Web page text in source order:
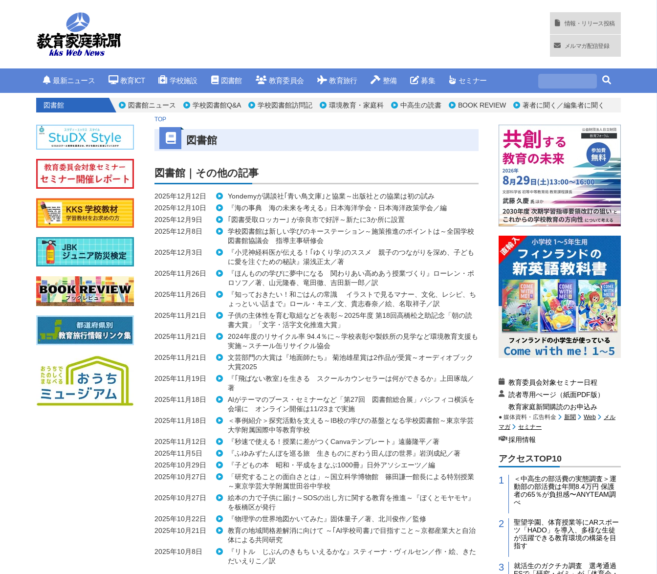
情報・リリース投稿
メルマガ配信登録
最新ニュース 教育ICT 学校施設 図書館 教育委員会 教育旅行 整備 募集 セミナー
図書館 図書館ニュース 学校図書館Q&A 学校図書館訪問記 環境教育・家庭科 中高生の読書 BOOK REVIEW 著者に聞く／編集者に聞く
TOP
図書館
図書館｜その他の記事
2025年12月12日
Yondemyが講談社｢青い鳥文庫｣と協業～出版社との協業は初の試み
2025年12月10日
『海の事典 海の未来を考える』日本海洋学会・日本海洋政策学会／編
2025年12月9日
｢図書受取ロッカー｣ が奈良市で好評～新たに3か所に設置
2025年12月8日
学校図書館は新しい学びのキーステーション～施策推進のポイントは～全国学校
図書館協議会 指導主事研修会
2025年12月3日
『小児神経科医が伝える！｢ゆくり学｣のススメ 親子のつながりを深め、子ども
に愛を注ぐための秘訣』湯浅正太／著
2025年11月26日
『ほんものの学びに夢中になる 関わりあい高めあう授業づくり』ローレン・ポ
ロソフ／著、山元隆春、竜田徹、吉田新一郎／訳
2025年11月26日
『知っておきたい！和ごはんの常識 イラストで見るマナー、文化、レシピ、ち
ょっといい話まで』ロール・キエ／文、貴志春奈／絵、名取祥子／訳
2025年11月21日
子供の主体性を育む取組などを表彰～2025年度 第18回高橋松之助記念「朝の読
書大賞」「文字・活字文化推進大賞」
2025年11月21日
2024年度のリサイクル率 94.4％に～学校表彰や製鉄所の見学など環境教育支援も
実施～スチール缶リサイクル協会
2025年11月21日
文芸部門の大賞は『地面師たち』 菊池雄星賞は2作品が受賞～オーディオブック
大賞2025
2025年11月19日
『｢飛ばない教室｣を生きる スクールカウンセラーは何ができるか』上田琢哉／
著
2025年11月18日
AIがテーマのブース・セミナーなど「第27回 図書館総合展」パシフィコ横浜を
会場に オンライン開催は11/23まで実施
2025年11月18日
＜事例紹介＞探究活動を支える～IB校の学びの基盤となる学校図書館～東京学芸
大学附属国際中等教育学校
2025年11月12日
『秒速で使える！授業に差がつくCanvaテンプレート』遠藤隆平／著
2025年11月5日
『ふゆみずたんぼを巡る旅 生きものにぎわう田んぼの世界』岩渕成紀／著
2025年10月29日
『子どもの本 昭和・平成をまなぶ1000冊』日外アソシエーツ／編
2025年10月27日
「研究することの面白さとは」～国立科学博物館 篠田謙一館長による特別授業
～東京学芸大学附属世田谷中学校
2025年10月27日
絵本の力で子供に届け～SOSの出し方に関する教育を推進～『ぼくとモヤモヤ』
を板橋区が発行
2025年10月22日
『物理学の世界地図かいてみた』固体量子／著、北川俊作／監修
2025年10月21日
教育の地域間格差解消に向けて ～｢AI学校司書｣で目指すこと～京都産業大と自治
体による共同研究
2025年10月8日
『リトル じぶんのきもち いえるかな』スティーナ・ヴィルセン／作・絵、きた
だいえりこ／訳
教育委員会対象セミナー日程
読者専用ぺージ（紙面PDF版）
教育家庭新聞購読のお申込み
● 媒体資料・広告料金 新聞 Web
メル
マガ
セミナー
採用情報
アクセスTOP10
＜中高生の部活費の実態調査＞運
動部の部活費は年間8.4万円 保護
者の65％が負担感〜ANYTEAM調
べ
聖望学園、体育授業等にARスポー
ツ「HADO」を導入、多様な生徒
が活躍できる教育環境の構築を目
指す
就活生のガクチカ調査 選考通過